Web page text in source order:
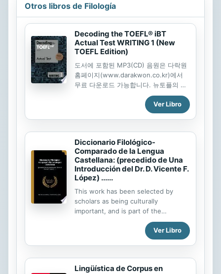
Otros libros de Filología
Decoding the TOEFL® iBT
Actual Test WRITING 1 (New
TOEFL Edition)
도서에 포함된 MP3(CD) 음원은 다락원
홈페이지(www.darakwon.co.kr)에서
무료 다운로드 가능합니다. 뉴토플의 비
밀을 밝혀주는 효과적인 토플 학습서
Decoding the TOEFL iBT Actual Test
(New TOEFL Edition) 시리즈는 토플 실
iBT Actual Test 시리즈의 개정판으로,
2019년 8월부터 시행된 토플의 변화를
충실히 반영하여 만들어졌다. ETS에서
공식적으로 발표한 문제 수, 유형과 같은
외형적 변화뿐 아니라, 내용적인 면에서
도 매우 세심하게 토플 4개...
Ver Libro
Diccionario Filológico-
Comparado de la Lengua
Castellana: (precedido de Una
Introducción del Dr. D. Vicente F.
López) ......
This work has been selected by
scholars as being culturally
important, and is part of the
knowledge base of civilization as we
know it. This work was reproduced
from the original artifact, and
as possible. Therefore, you will see
the original copyright references,
Ver Libro
Lingüística de Corpus en